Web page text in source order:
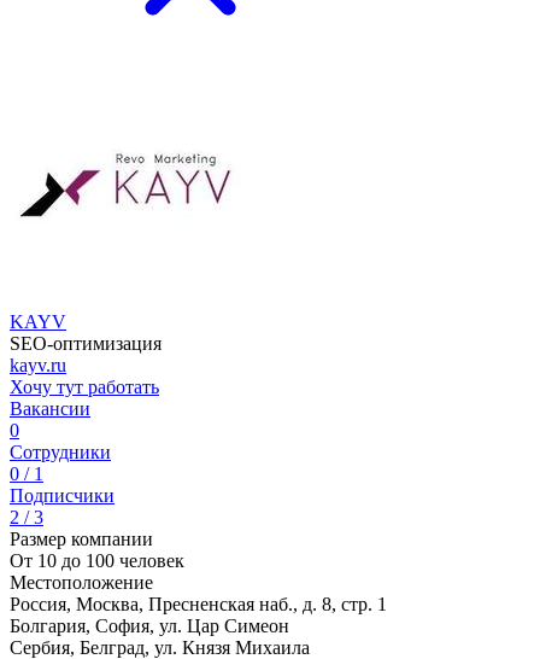
KAYV
SEO-оптимизация
kayv.ru
Хочу тут работать
Вакансии
0
Сотрудники
0 / 1
Подписчики
2 / 3
Размер компании
От 10 до 100 человек
Местоположение
Россия, Москва, Пресненская наб., д. 8, стр. 1
Болгария, София, ул. Цар Симеон
Сербия, Белград, ул. Князя Михаила